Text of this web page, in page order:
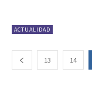
ACTUALIDAD
13 14